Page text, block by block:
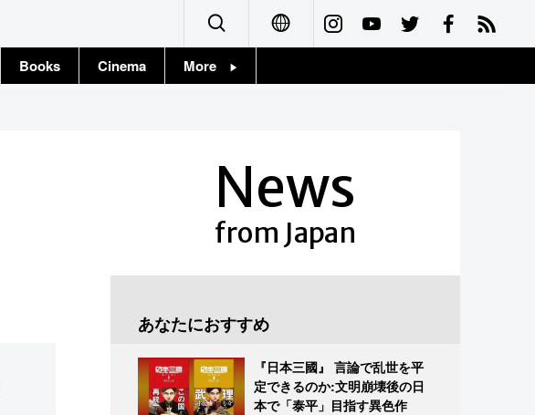
Français
Books Cinema More
News
from Japan
あなたにおすすめ
『日本三國』 言論で乱世を平
定できるのか:文明崩壊後の日
本で「泰平」目指す異色作